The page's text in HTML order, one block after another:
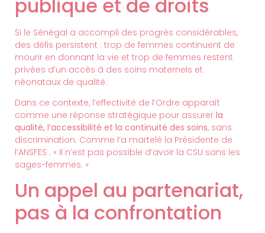
publique et de droits
Si le Sénégal a accompli des progrès considérables,
des défis persistent : trop de femmes continuent de
mourir en donnant la vie et trop de femmes restent
privées d’un accès à des soins maternels et
néonataux de qualité.
Dans ce contexte, l’effectivité de l’Ordre apparaît
comme une réponse stratégique pour assurer la
qualité, l’accessibilité et la continuité des soins, sans
discrimination. Comme l’a martelé la Présidente de
l’ANSFES : « Il n’est pas possible d’avoir la CSU sans les
sages-femmes. »
Un appel au partenariat,
pas à la confrontation